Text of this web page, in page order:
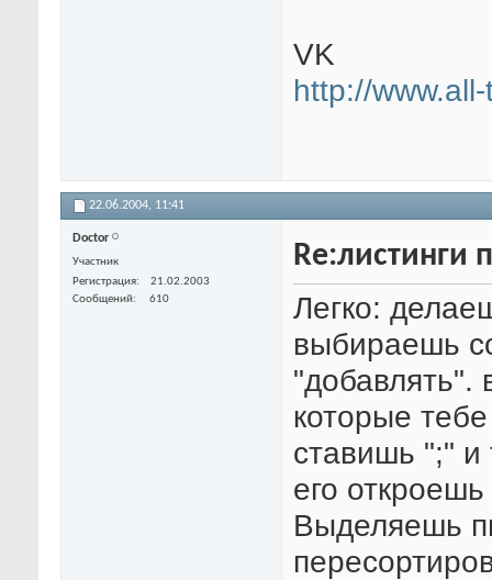
VK
http://
22.06.2004, 11:41
Doctor
Участник
Регистрация
21.02.2003
Сообщений
610
Re:листинги
Легко:
выбираешь
"добавлять".
которые
ставишь ";" и
его откроешь
Выделяешь